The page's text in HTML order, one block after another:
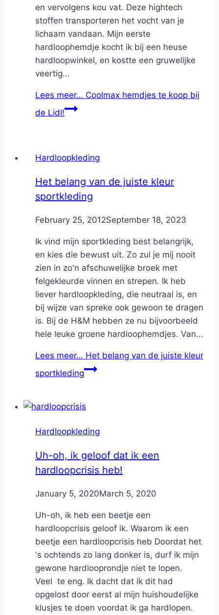
en vervolgens kou vat. Deze hightech
stoffen transporteren het vocht van je
lichaam vandaan. Mijn eerste
hardloophemdje kocht ik bij een heuse
hardloopwinkel, en kostte een gruwelijke
veertig...
Lees meer… Coolmax hemdjes te koop bij
de Lidl!
Hardloopkleding
Het belang van de juiste kleur
sportkleding
ByNicole
February 25, 2012September 18, 2023
Ik vind mijn sportkleding best belangrijk,
en kies die bewust uit. Zo zul je mij nooit
zien in zo'n afschuwelijke broek met
felgekleurde vinnen en strepen. Ik heb
liever hardloopkleding, die neutraal is, en
bij wijze van spreke ook gewoon te dragen
is. Bij de H&M hebben ze nu bijvoorbeeld
hele leuke groene hardloophemdjes. Van...
Lees meer… Het belang van de juiste kleur
sportkleding
Hardloopkleding
Uh-oh, ik geloof dat ik een
hardloopcrisis heb!
ByNicole
January 5, 2020March 5, 2020
Uh-oh, ik heb een beetje een
hardloopcrisis geloof ik. Waarom ik een
beetje een hardloopcrisis heb Doordat het
's ochtends zo lang donker is, durf ik mijn
gewone hardlooprondje niet te lopen.
Veel te eng. Ik dacht dat ik dit had
opgelost door eerst al mijn huishoudelijke
klusjes te doen voordat ik ga hardlopen.